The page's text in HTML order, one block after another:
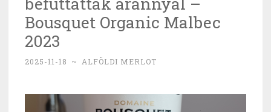
Bousquet Organic Malbec
2023
2025-11-18 ~ ALFÖLDI MERLOT